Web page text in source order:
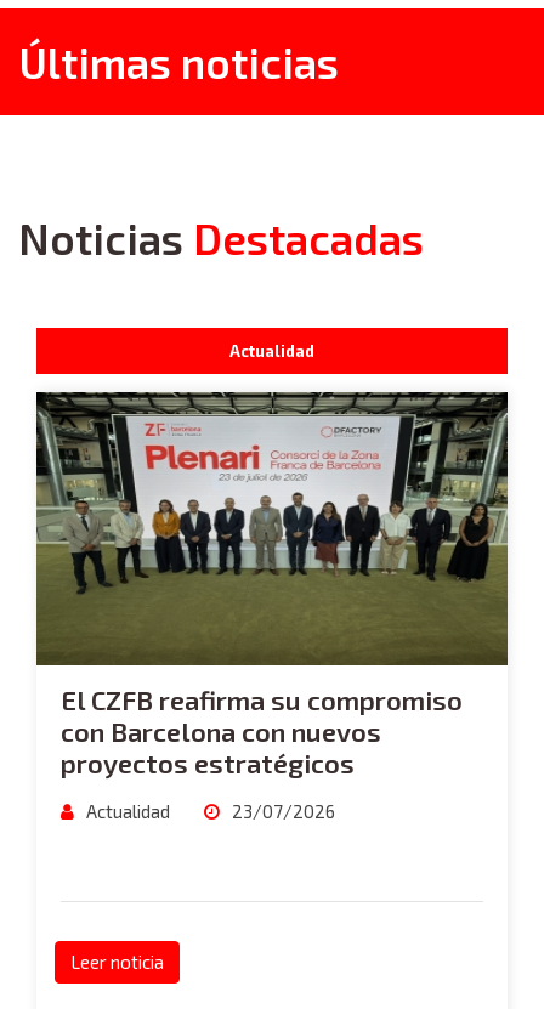
Últimas noticias
Noticias Destacadas
Actualidad
El CZFB reafirma su compromiso
con Barcelona con nuevos
proyectos estratégicos
Actualidad 23/07/2026
Leer noticia